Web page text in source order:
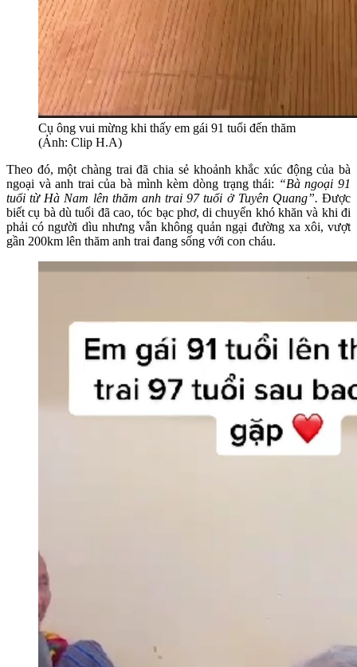
Cụ ông vui mừng khi thấy em gái 91 tuổi đến thăm
(Ảnh: Clip H.A)
Theo đó, một chàng trai đã chia sẻ khoảnh khắc xúc động của bà
ngoại và anh trai của bà mình kèm dòng trạng thái: “Bà ngoại 91
tuổi từ Hà Nam lên thăm anh trai 97 tuổi ở Tuyên Quang”. Được
biết cụ bà dù tuổi đã cao, tóc bạc phơ, di chuyển khó khăn và khi đi
phải có người dìu nhưng vẫn không quản ngại đường xa xôi, vượt
gần 200km lên thăm anh trai đang sống với con cháu.